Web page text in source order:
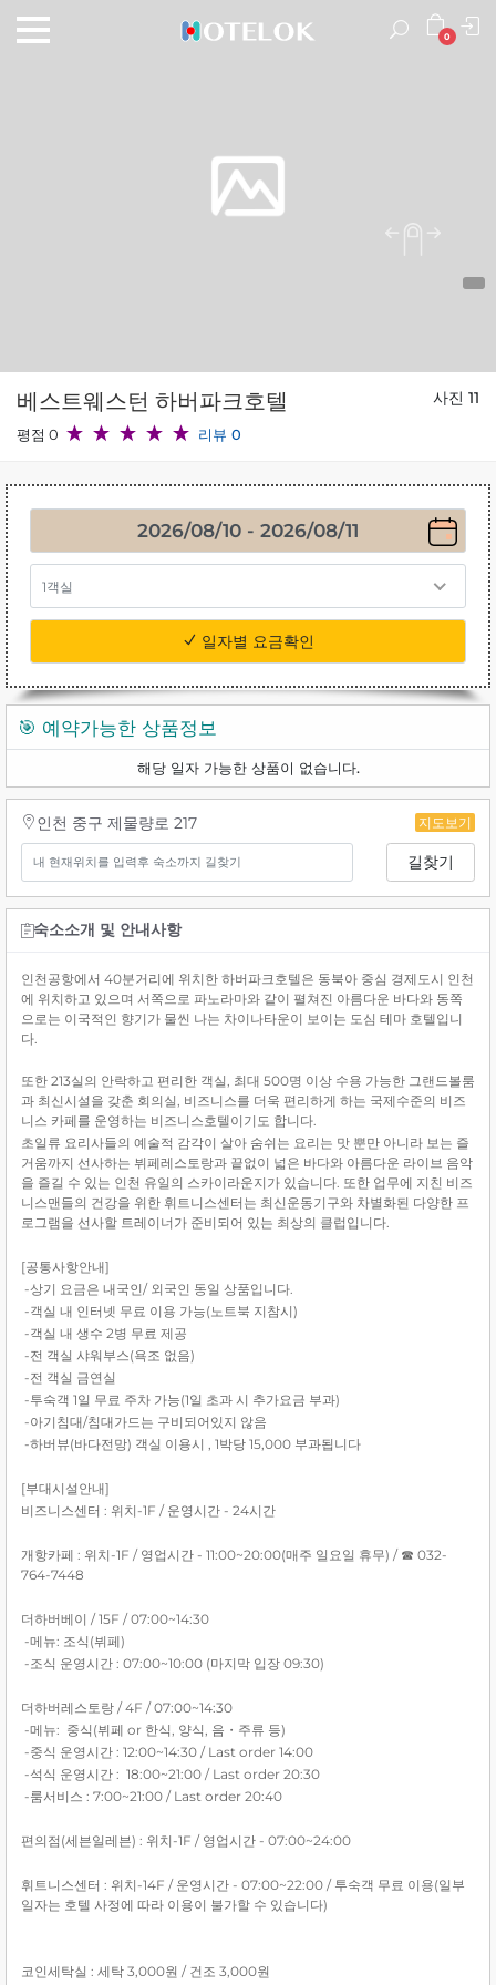
베스트웨스턴 하버파크호텔
평점 0 리뷰 0
사진 11
1객실
일자별 요금확인
🎯 예약가능한 상품정보
해당 일자 가능한 상품이 없습니다.
인천 중구 제물량로 217 지도보기
길찾기
숙소소개 및 안내사항
인천공항에서 40분거리에 위치한 하버파크호텔은 동북아 중심 경제도시 인천
에 위치하고 있으며 서쪽으로 파노라마와 같이 펼쳐진 아름다운 바다와 동쪽
으로는 이국적인 향기가 물씬 나는 차이나타운이 보이는 도심 테마 호텔입니
다.
또한 213실의 안락하고 편리한 객실, 최대 500명 이상 수용 가능한 그랜드볼룸
과 최신시설을 갖춘 회의실, 비즈니스를 더욱 편리하게 하는 국제수준의 비즈
니스 카페를 운영하는 비즈니스호텔이기도 합니다.
초일류 요리사들의 예술적 감각이 살아 숨쉬는 요리는 맛 뿐만 아니라 보는 즐
거움까지 선사하는 뷔페레스토랑과 끝없이 넓은 바다와 아름다운 라이브 음악
을 즐길 수 있는 인천 유일의 스카이라운지가 있습니다. 또한 업무에 지친 비즈
니스맨들의 건강을 위한 휘트니스센터는 최신운동기구와 차별화된 다양한 프
로그램을 선사할 트레이너가 준비되어 있는 최상의 클럽입니다.
[공통사항안내]
-상기 요금은 내국인/ 외국인 동일 상품입니다.
-객실 내 인터넷 무료 이용 가능(노트북 지참시)
-객실 내 생수 2병 무료 제공
-전 객실 샤워부스(욕조 없음)
-전 객실 금연실
-투숙객 1일 무료 주차 가능(1일 초과 시 추가요금 부과)
-아기침대/침대가드는 구비되어있지 않음
-하버뷰(바다전망) 객실 이용시 , 1박당 15,000 부과됩니다
[부대시설안내]
비즈니스센터 : 위치-1F / 운영시간 - 24시간
개항카페 : 위치-1F / 영업시간 - 11:00~20:00(매주 일요일 휴무) / ☎ 032-
764-7448
더하버베이 / 15F / 07:00~14:30
-메뉴: 조식(뷔페)
-조식 운영시간 : 07:00~10:00 (마지막 입장 09:30)
더하버레스토랑 / 4F / 07:00~14:30
-메뉴: 중식(뷔페 or 한식, 양식, 음・주류 등)
-중식 운영시간 : 12:00~14:30 / Last order 14:00
-석식 운영시간 : 18:00~21:00 / Last order 20:30
-룸서비스 : 7:00~21:00 / Last order 20:40
편의점(세븐일레븐) : 위치-1F / 영업시간 - 07:00~24:00
휘트니스센터 : 위치-14F / 운영시간 - 07:00~22:00 / 투숙객 무료 이용(일부
일자는 호텔 사정에 따라 이용이 불가할 수 있습니다)
코인세탁실 : 세탁 3,000원 / 건조 3,000원
0